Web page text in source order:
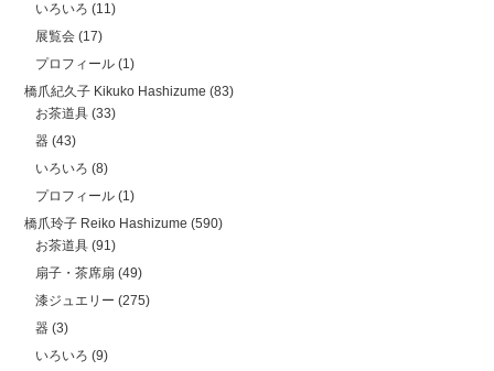
いろいろ (11)
展覧会 (17)
プロフィール (1)
橋爪紀久子 Kikuko Hashizume (83)
お茶道具 (33)
器 (43)
いろいろ (8)
プロフィール (1)
橋爪玲子 Reiko Hashizume (590)
お茶道具 (91)
扇子・茶席扇 (49)
漆ジュエリー (275)
器 (3)
いろいろ (9)